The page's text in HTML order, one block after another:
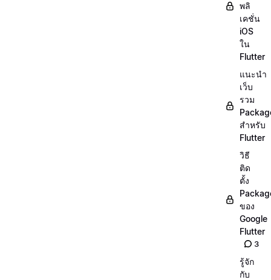
พลิ
เคชั่น
iOS
ใน
Flutter
แนะนำ
เว็บ
รวม
สำหรับ
Flutter
วิธี
ติด
ตั้ง
ของ
Google
Flutter
3
รู้จัก
กับ